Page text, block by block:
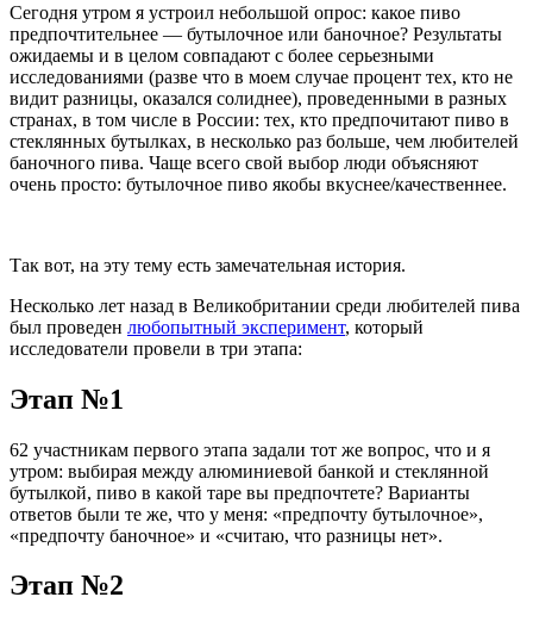
Сегодня утром я устроил небольшой опрос: какое пиво
предпочтительнее — бутылочное или баночное? Результаты
ожидаемы и в целом совпадают с более серьезными
исследованиями (разве что в моем случае процент тех, кто не
видит разницы, оказался солиднее), проведенными в разных
странах, в том числе в России: тех, кто предпочитают пиво в
стеклянных бутылках, в несколько раз больше, чем любителей
баночного пива. Чаще всего свой выбор люди объясняют
очень просто: бутылочное пиво якобы вкуснее/качественнее.
Так вот, на эту тему есть замечательная история.
Несколько лет назад в Великобритании среди любителей пива
был проведен любопытный эксперимент, который
исследователи провели в три этапа:
Этап №1
62 участникам первого этапа задали тот же вопрос, что и я
утром: выбирая между алюминиевой банкой и стеклянной
бутылкой, пиво в какой таре вы предпочтете? Варианты
ответов были те же, что у меня: «предпочту бутылочное»,
«предпочту баночное» и «считаю, что разницы нет».
Этап №2